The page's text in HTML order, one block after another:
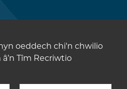
oeddech chi'n chwilio
Tîm Recriwtio